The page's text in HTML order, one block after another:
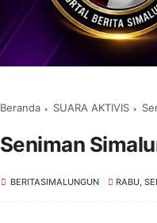
Beranda SUARA AKTIVIS
Seniman
BERITASIMALUNGUN RABU,